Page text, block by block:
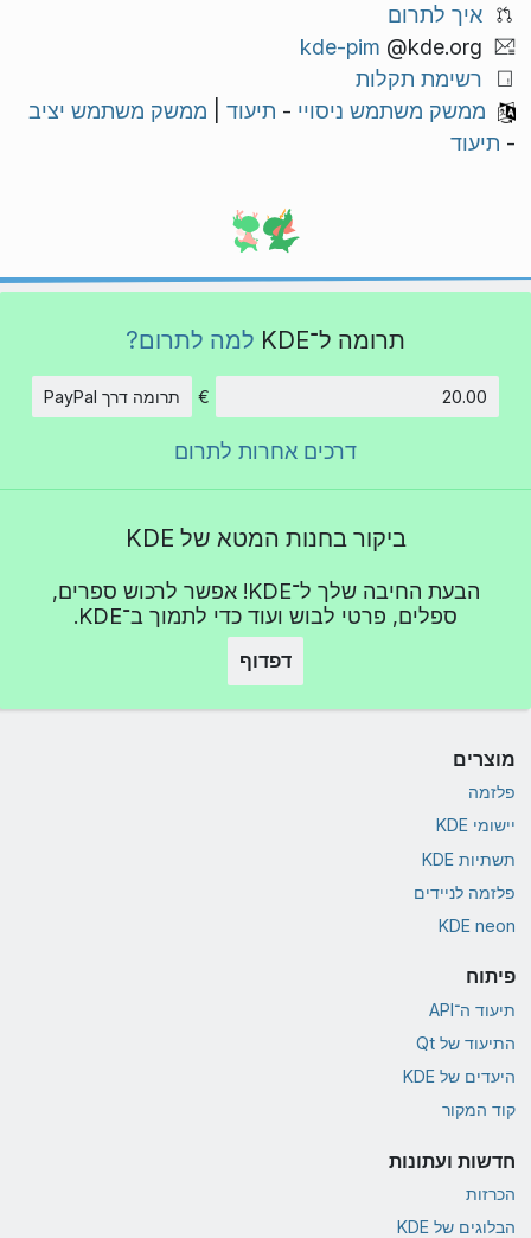
איך לתרום
kde-pim @kde.org
רשימת תקלות
ממשק משתמש ניסויי - תיעוד
ממשק משתמש יציב
- תיעוד
תרומה ל־KDE למה לתרום?
€ תרומה דרך PayPal
דרכים אחרות לתרום
ביקור בחנות המטא של KDE
הבעת החיבה שלך ל־KDE! אפשר לרכוש ספרים,
ספלים, פרטי לבוש ועוד כדי לתמוך ב־KDE.
דפדוף
מוצרים
פלזמה
יישומי KDE
תשתיות KDE
פלזמה לניידים
KDE neon
פיתוח
תיעוד ה־API
התיעוד של Qt
היעדים של KDE
קוד המקור
חדשות ועתונות
הכרזות
הבלוגים של KDE